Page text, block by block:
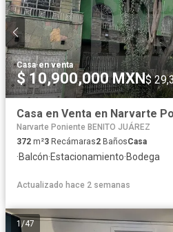
Casa·en venta
$ 10,900,000 MXN$
Casa en Venta en Narvarte
Narvarte Poniente BENITO JUÁREZ
372 m²3 Recámaras2 BañosCasa
·Balcón·Estacionamiento·Bodega
Actualizado hace 2 semanas
1/47